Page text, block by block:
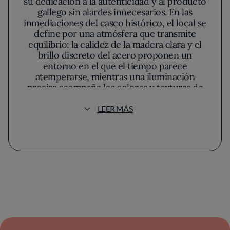
gallego sin alardes innecesarios. En las
inmediaciones del casco histórico, el local se
define por una atmósfera que transmite
equilibrio: la calidez de la madera clara y el
brillo discreto del acero proponen un
entorno en el que el tiempo parece
atemperarse, mientras una iluminación
precisa acompaña los colores y texturas de
el aroma inconfundible de las brasas, invita a
El protagonismo absoluto lo tiene la materia
pescados recién llegados de lonja ocupan el
LEER MÁS